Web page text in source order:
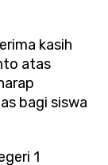
kasih
atas
bagi siswa
1